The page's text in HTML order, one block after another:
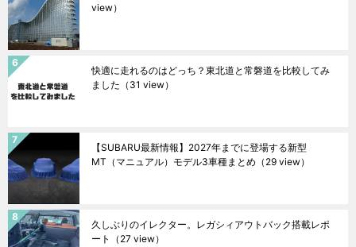
view）
快適に走れるのはどっち？東北道と常磐道を比較してみ
ました （31 view）
【SUBARU最新情報】2027年までに登場する新型
MT（マニュアル）モデル3車種まとめ （29 view）
久しぶりのイレクター。レガシィアウトバック搭載レポ
ート
（27 view）